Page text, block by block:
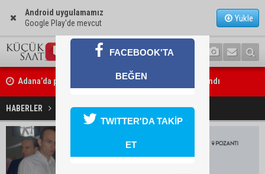
Android uygulamamız
Google Play'de mevcut
Yükle
Adana’da parktaki OED cihazını çalan şüpheli tutuklandı
Seyhan’da fırın ve pastanelere hijyen denetimi gerçekleştirildi
HABERLER EĞİTİM El işi göz nurlarını sergilediler
FACEBOOK'TA
BEĞEN
TWITTER'DA TAKİP
ET